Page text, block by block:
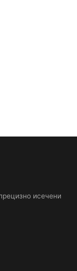
исечени